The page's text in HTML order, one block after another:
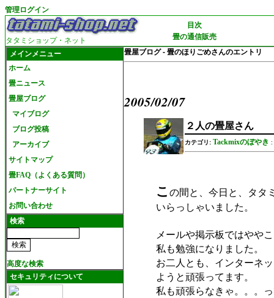
管理ログイン
タタミショップ・ネット
目次
畳の通信販売
メインメニュー
ホーム
畳ニュース
畳屋ブログ
マイブログ
ブログ投稿
アーカイブ
サイトマップ
畳FAQ（よくある質問）
パートナーサイト
お問い合わせ
検索
高度な検索
セキュリティについて
畳屋ブログ - 畳のほりごめさんのエントリ
2005/02/07
２人の畳屋さん
カテゴリ: Tackmixのぼやき :
この間と、今日と、タタ
いらっしゃいました。
メールや掲示板ではやや
私も勉強になりました。
お二人とも、インターネ
ようと頑張ってます。
私も頑張らなきゃ。。。